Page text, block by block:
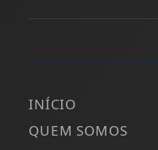
INÍCIO
QUEM SOMOS